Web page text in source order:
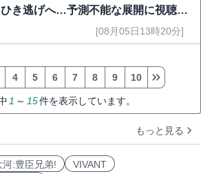
き逃げへ…予測不能な展開に視聴者
[08月05日13時20分]
1 ～ 15件を表示しています。
4 5 6 7 8 9 10
もっと見る
河:豊臣兄弟!
VIVANT